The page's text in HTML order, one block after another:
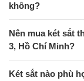
không?
Nên mua két sắt
3, Hồ Chí Minh?
Két sắt nào phù